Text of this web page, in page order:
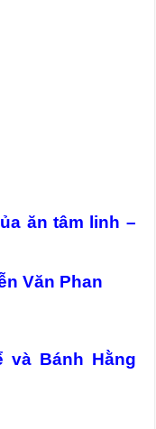
ăn tâm linh –
Văn Phan
và Bánh Hằng